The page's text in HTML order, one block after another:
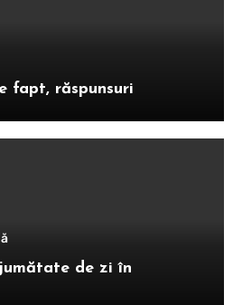
fapt, răspunsuri
de zi în